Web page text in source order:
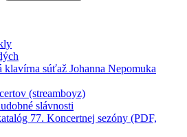
klavírna súťaž Johanna Nepomuka
(streamboyz)
slávnosti
77. Koncertnej sezóny (PDF,